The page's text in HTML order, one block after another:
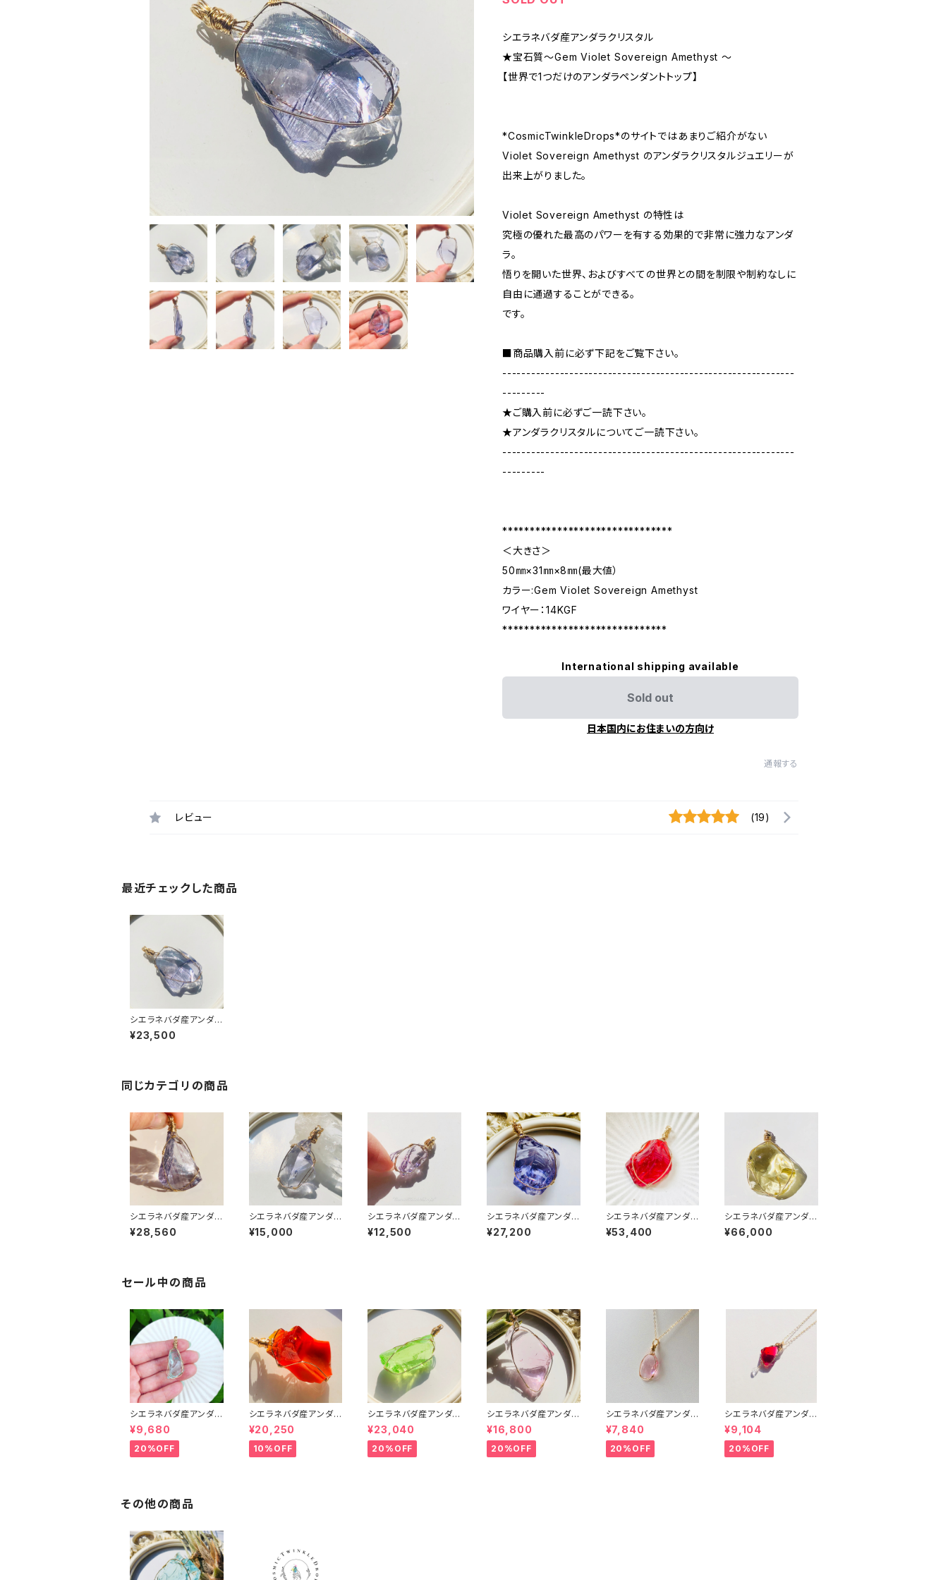
シエラネバダ産アンダラクリスタル
★宝石質～Gem Violet Sovereign Amethyst ～
【世界で1つだけのアンダラペンダントトップ】
*CosmicTwinkleDrops*のサイトではあまりご紹介がない
Violet Sovereign Amethyst のアンダラクリスタルジュエリーが
出来上がりました。
Violet Sovereign Amethyst の特性は
究極の優れた最高のパワーを有する効果的で非常に強力なアンダ
ラ。
悟りを開いた世界、およびすべての世界との間を制限や制約なしに
自由に通過することができる。
です。
■商品購入前に必ず下記をご覧下さい。
-------------------------------------------------------------
---------
★ご購入前に必ずご一読下さい。
★アンダラクリスタルについてご一読下さい。
-------------------------------------------------------------
---------
*******************************
＜大きさ＞
50㎜×31㎜×8㎜(最大値）
カラー:Gem Violet Sovereign Amethyst
ワイヤー：14KGF
******************************
International shipping available
Sold out
日本国内にお住まいの方向け
通報する
レビュー (19)
最近チェックした商品
シエラネバダ産アンダラ
クリスタル★宝石質~G
em Violet Sovereig
¥23,500
同じカテゴリの商品
シエラネバダ産アンダラ
クリスタル★宝石質~G
em banded Violet S
50㎝14kgf小豆チェー
ン付き
¥28,560
シエラネバダ産アンダラ
クリスタル★宝石質~G
em Violet Sovereig
¥15,000
シエラネバダ産アンダラ
クリスタル★宝石質~G
em Violet Sovereig
¥12,500
シエラネバダ産アンダラ
クリスタル★宝石質~G
em Violet Sovereig
¥27,200
シエラネバダ産アンダラ
クリスタル ★宝石質~G
em Lemurian Sunris
¥53,400
シエラネバダ産アンダラ
クリスタル★宝石質～G
em Solaris～【世界で
¥66,000
セール中の商品
シエラネバダ産アンダラ
クリスタル★宝石質～G
em Cyan Angel～【世
界で1つだけのアンダラ
ペンダントトップ】
¥9,680
20%OFF
シエラネバダ産アンダラ
クリスタル★宝石質～G
em Rare Lemurian S
unrise～【世界で1つだ
けのアンダラペンダント
¥20,250
10%OFF
シエラネバダ産アンダラ
クリスタル★～Gem Et
ernal Spring～【世界
で1つだけのアンダラペ
ンダントトップ】
¥23,040
20%OFF
シエラネバダ産アンダラ
クリスタル★宝石質～G
em Hart Of Got Wthi
Pink～【世界で1つだけ
のアンダラペンダントト
¥16,800
20%OFF
シエラネバダ産アンダラ
クリスタル★宝石質~G
em Heart of God Wi
th Pink~【世界で1つだ
けのアンダラクリスタル
¥7,840
20%OFF
シエラネバダ産アンダラ
クリスタル★宝石質～G
em Raspberry ～【世
界で1つだけのアンダラ
ペンダントトップ】
¥9,104
20%OFF
その他の商品